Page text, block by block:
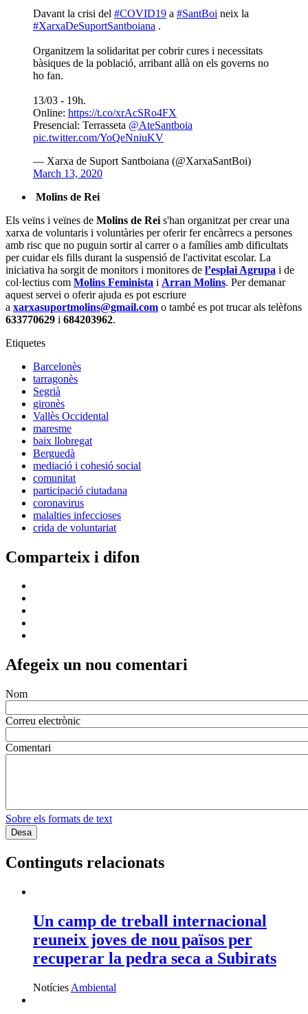
Davant la crisi del #COVID19 a #SantBoi neix la
#XarxaDeSuportSantboiana .
Organitzem la solidaritat per cobrir cures i necessitats
bàsiques de la població, arribant allà on els governs no
ho fan.
13/03 - 19h.
Online: https://t.co/xrAcSRo4FX
Presencial: Terrasseta @AteSantboia
pic.twitter.com/YoQeNniuKV
— Xarxa de Suport Santboiana (@XarxaSantBoi)
March 13, 2020
Molins de Rei
Els veïns i veïnes de Molins de Rei s'han organitzat per crear una
xarxa de voluntaris i voluntàries per oferir fer encàrrecs a persones
amb risc que no puguin sortir al carrer o a famílies amb dificultats
per cuidar els fills durant la suspensió de l'activitat escolar. La
iniciativa ha sorgit de monitors i monitores de l’esplai Agrupa i de
col·lectius com Molins Feminista i Arran Molins. Per demanar
aquest servei o oferir ajuda es pot escriure
a xarxasuportmolins@gmail.com o també es pot trucar als telèfons
633770629 i 684203962.
Etiquetes
Barcelonès
tarragonès
Segrià
gironès
Vallès Occidental
maresme
baix llobregat
Berguedà
mediació i cohesió social
comunitat
participació ciutadana
coronavirus
malalties infeccioses
crida de voluntariat
Comparteix i difon
Afegeix un nou comentari
Nom
Correu electrònic
Comentari
Sobre els formats de text
Continguts relacionats
Un camp de treball internacional
reuneix joves de nou països per
recuperar la pedra seca a Subirats
Notícies Ambiental